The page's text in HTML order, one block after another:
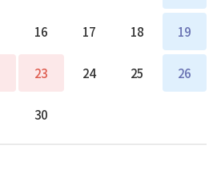
16 17 18 19
23 24 25 26
30